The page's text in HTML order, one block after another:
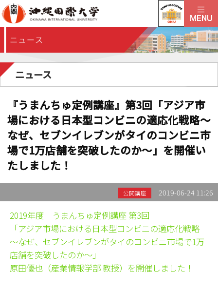
ニュース
『うまんちゅ定例講座』第3回「アジア市
場における日本型コンビニの適応化戦略～
なぜ、セブンイレブンがタイのコンビニ市
場で1万店舗を突破したのか～」を開催い
たしました！
公開講座 2019-06-24 11:26
2019年度 うまんちゅ定例講座 第3回
「アジア市場における日本型コンビニの適応化戦略
～なぜ、セブンイレブンがタイのコンビニ市場で1万
店舗を突破したのか～」
原田優也（産業情報学部 教授）を開催しました！